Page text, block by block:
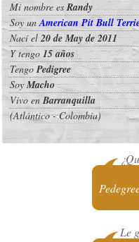
Mi nombre esRandy
Soy unAmerican Pit Bull
Nací el20 de May de 2011
Y tengo 15 años
TengoPedigree
SoyMacho
Vivo enBarranquilla
(Atlántico - Colombia)
Le